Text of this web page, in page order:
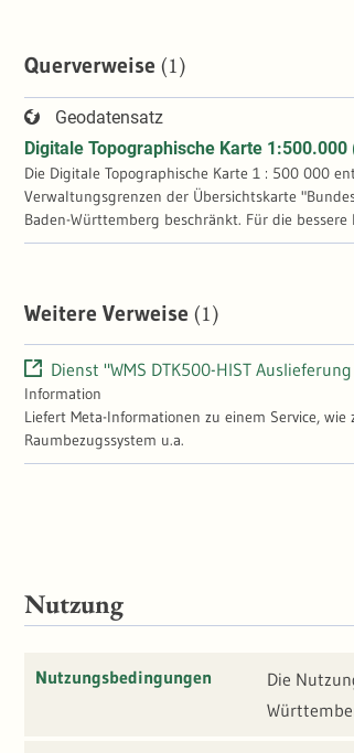
Querverweise (1)
Geodatensatz
Digitale Topographische Karte 1:500.000
Die Digitale Topographische Karte 1 : 500 000
Verwaltungsgrenzen der Übersichtskarte "Bundesrepublik
Baden-Württemberg beschränkt. Für die
Weitere Verweise (1)
Dienst "WMS DTK500-HIST
Information
Liefert Meta-Informationen zu einem Service,
Raumbezugssystem u.a.
Nutzung
Nutzungsbedingungen
Die